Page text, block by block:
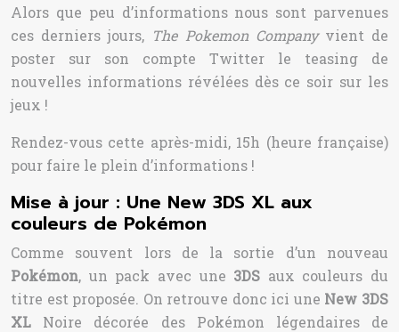
Alors que peu d’informations nous sont parvenues
ces derniers jours, The Pokemon Companyvient de
poster sur son compte Twitter le teasing de
nouvelles informations révélées dès ce soir sur les
jeux !
Rendez-vous cette après-midi, 15h (heure française)
pour faire le plein d’informations !
Mise à jour : Une New 3DS XL aux
couleurs de Pokémon
Comme souvent lors de la sortie d’un nouveau
Pokémon, un pack avec une 3DS aux couleurs du
titre est proposée. On retrouve donc ici une New 3DS
XL Noire décorée des Pokémon légendaires de